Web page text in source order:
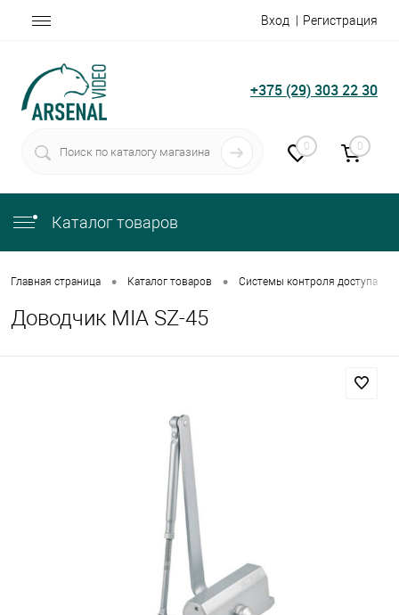
Вход Регистрация
+375 (29) 303 22 30
0 0
Каталог товаров
Главная страница • Каталог товаров • Системы контроля доступа
Доводчик MIA SZ-45